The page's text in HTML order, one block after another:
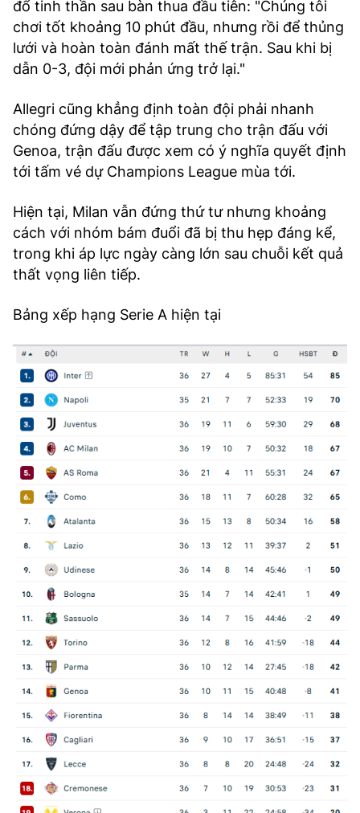
đổ tinh thần sau bàn thua đầu tiên: "Chúng tôi
chơi tốt khoảng 10 phút đầu, nhưng rồi để thủng
lưới và hoàn toàn đánh mất thế trận. Sau khi bị
dẫn 0-3, đội mới phản ứng trở lại."
Allegri cũng khẳng định toàn đội phải nhanh
chóng đứng dậy để tập trung cho trận đấu với
Genoa, trận đấu được xem có ý nghĩa quyết định
tới tấm vé dự Champions League mùa tới.
Hiện tại, Milan vẫn đứng thứ tư nhưng khoảng
cách với nhóm bám đuổi đã bị thu hẹp đáng kể,
trong khi áp lực ngày càng lớn sau chuỗi kết quả
thất vọng liên tiếp.
Bảng xếp hạng Serie A hiện tại